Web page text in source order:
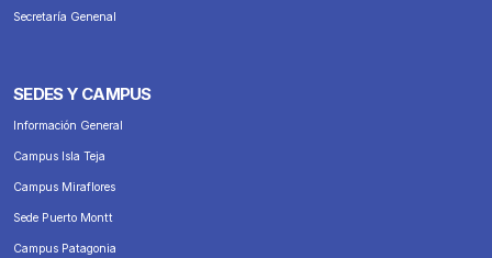
Secretaría Genenal
SEDES Y CAMPUS
Información General
Campus Isla Teja
Campus Miraflores
Sede Puerto Montt
Campus Patagonia